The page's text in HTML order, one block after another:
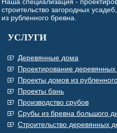
строительство загородных
из рубленного бревна.
УСЛУГИ
Деревянные дома
Проектирование
Проекты домов из
Проекты бань
Производство срубов
Срубы из бревна большого
Строительство деревянных